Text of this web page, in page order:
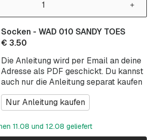
Die Anleitung wird per Email an deine
Adresse als PDF geschickt. Du kannst
auch nur die Anleitung separat kaufen
Nur Anleitung kaufen
Socken - WAD 010 SANDY TOES
€ 3.50
11.08 und 12.08 geliefert